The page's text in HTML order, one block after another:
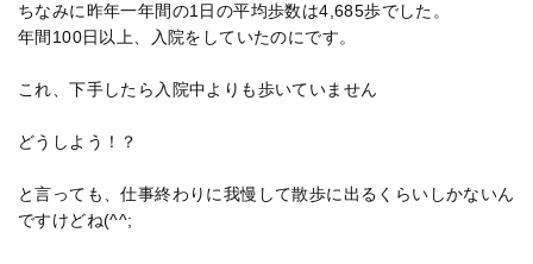
ちなみに昨年一年間の1日の平均歩数は4,685歩でした。
年間100日以上、入院をしていたのにです。
これ、下手したら入院中よりも歩いていません
どうしよう！？
と言っても、仕事終わりに我慢して散歩に出るくらいしかないん
ですけどね(^^;